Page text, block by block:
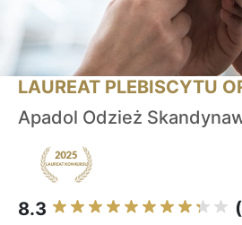
LAUREAT PLEBISCYTU
Apadol Odzież
8.3